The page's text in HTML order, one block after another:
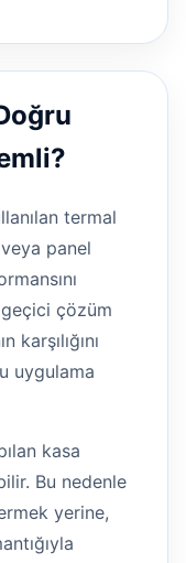
termal
panel
çözüm
karşılığını
uygulama
kasa
Bu nedenle
yerine,